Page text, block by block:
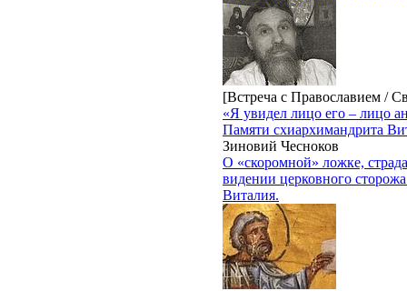
[Встреча с Православием /
«Я увидел лицо его – лицо
Памяти схиархимандрита
Зиновий Чесноков
О «скоромной» ложке,
видении церковного
Виталия.